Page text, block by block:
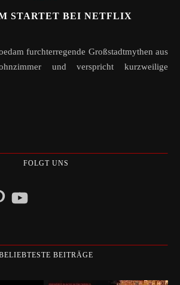
STARTET BEI NETFLIX
und verspricht kurzweilige
FOLGT UNS
YouTube
BEITRÄGE